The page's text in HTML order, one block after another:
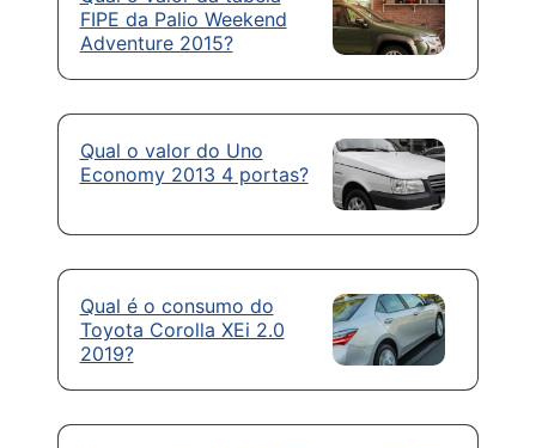
FIPE da Palio Weekend
Adventure 2015?
Qual o valor do Uno
Economy 2013 4 portas?
Qual é o consumo do
Toyota Corolla XEi 2.0
2019?